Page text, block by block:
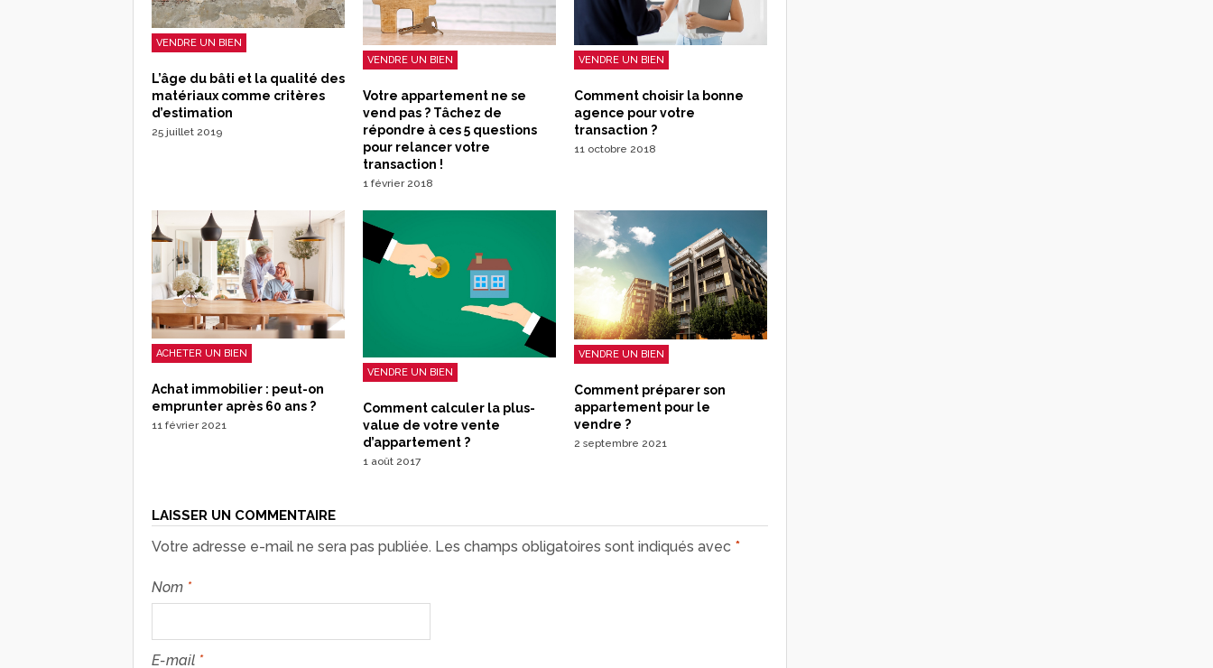
VENDRE UN BIEN
L’âge du bâti et la qualité des
matériaux comme critères
d’estimation
25 juillet 2019
VENDRE UN BIEN
Votre appartement ne se
vend pas ? Tâchez de
répondre à ces 5 questions
pour relancer votre
transaction !
1 février 2018
VENDRE UN BIEN
Comment choisir la bonne
agence pour votre
transaction ?
11 octobre 2018
ACHETER UN BIEN
Achat immobilier : peut-on
emprunter après 60 ans ?
11 février 2021
VENDRE UN BIEN
Comment calculer la plus-
value de votre vente
d’appartement ?
1 août 2017
VENDRE UN BIEN
Comment préparer son
appartement pour le
vendre ?
2 septembre 2021
LAISSER UN COMMENTAIRE
Votre adresse e-mail ne sera pas publiée. Les champs obligatoires sont indiqués avec *
Nom *
E-mail *